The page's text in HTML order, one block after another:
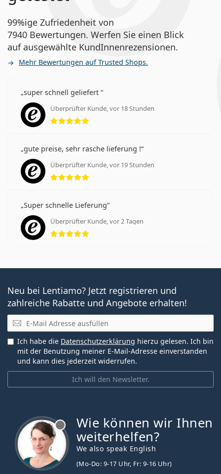
99%ige Zufriedenheit von
7940 Bewertungen. Werfen Sie einen Blick
auf ausgewählte KundInnenrezensionen.
Mehr Bewertungen auf Trusted Shops.
super schnell geliefert
Überprüfter Kunde, vor 18 Stunden
Bewertung 5 aus 5
gute preise, sehr rasche lieferung !
Überprüfter Kunde, vor 19 Stunden
Bewertung 5 aus 5
Super schnelle Lieferung
Überprüfter Kunde, vor 2 Tagen
Bewertung 5 aus 5
Neu bei Lentiamo? Jetzt registrieren und
zahlreiche Rabatte und Angebote erhalten!
E-Mail
Ich will den Newsletter.
Ich habe die Datenschutzerklärung hierzu gelesen. Ich bin
mit der Benutzung meiner E-Mail-Adresse einverstanden
und kann dies jederzeit widerrufen.
Wie können wir Ihnen
weiterhelfen?
We also speak English
(Mo-Do: 9-17 Uhr, Fr: 9-16 Uhr)